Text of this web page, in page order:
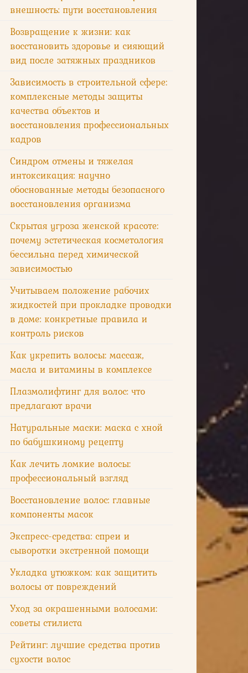
внешность: пути восстановления
Возвращение к жизни: как
восстановить здоровье и сияющий
вид после затяжных праздников
Зависимость в строительной сфере:
комплексные методы защиты
качества объектов и
восстановления профессиональных
кадров
Синдром отмены и тяжелая
интоксикация: научно
обоснованные методы безопасного
восстановления организма
Скрытая угроза женской красоте:
почему эстетическая косметология
бессильна перед химической
зависимостью
Учитываем положение рабочих
жидкостей при прокладке проводки
в доме: конкретные правила и
контроль рисков
Как укрепить волосы: массаж,
масла и витамины в комплексе
Плазмолифтинг для волос: что
предлагают врачи
Натуральные маски: маска с хной
по бабушкиному рецепту
Как лечить ломкие волосы:
профессиональный взгляд
Восстановление волос: главные
компоненты масок
Экспресс-средства: спреи и
сыворотки экстренной помощи
Укладка утюжком: как защитить
волосы от повреждений
Уход за окрашенными волосами:
советы стилиста
Рейтинг: лучшие средства против
сухости волос